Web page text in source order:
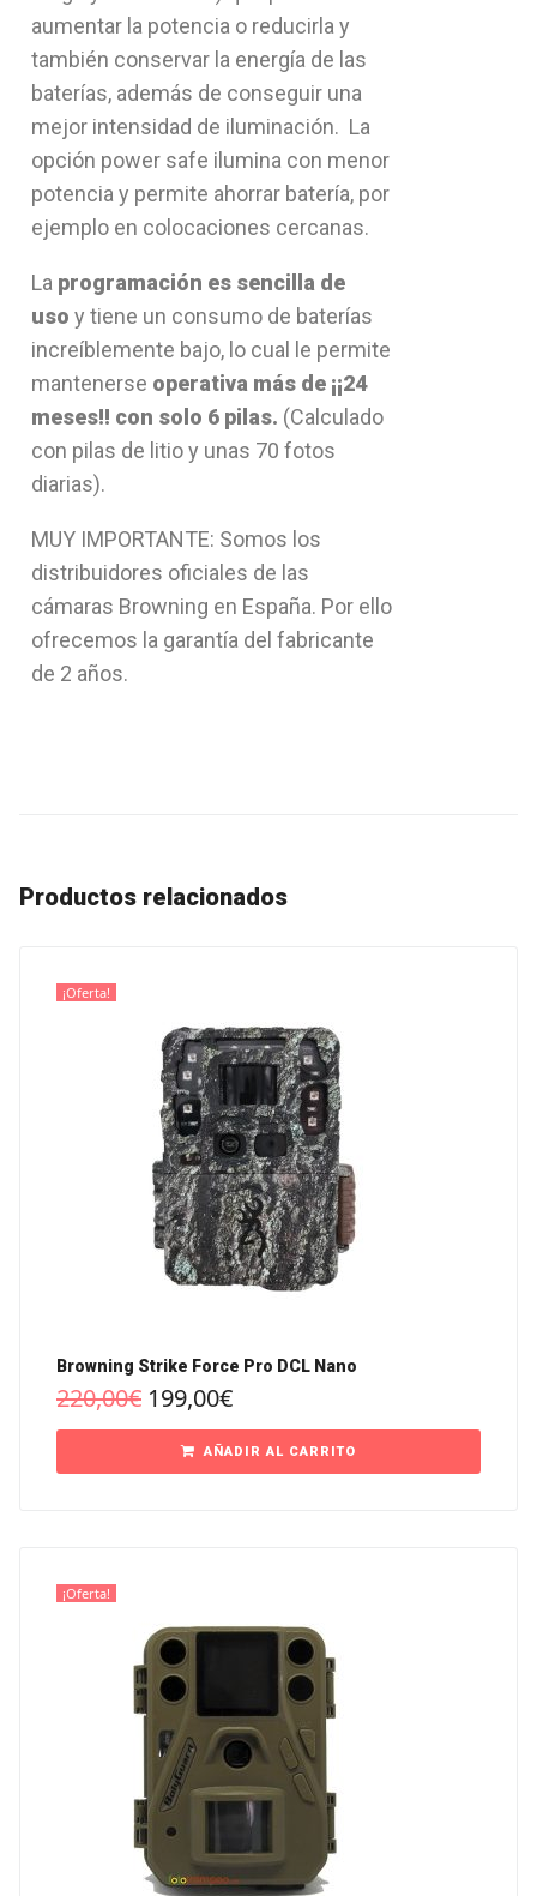
aumentar la potencia o reducirla y
también conservar la energía de las
baterías, además de conseguir una
mejor intensidad de iluminación. La
opción power safe ilumina con menor
potencia y permite ahorrar batería, por
ejemplo en colocaciones cercanas.
La programación es sencilla de
uso y tiene un consumo de baterías
increíblemente bajo, lo cual le permite
mantenerse operativa más de ¡¡24
meses!! con solo 6 pilas. (Calculado
con pilas de litio y unas 70 fotos
diarias).
MUY IMPORTANTE: Somos los
distribuidores oficiales de las
cámaras Browning en España. Por ello
ofrecemos la garantía del fabricante
de 2 años.
Productos relacionados
¡Oferta!
Browning Strike Force Pro DCL Nano
220,00€ 199,00€
AÑADIR AL CARRITO
¡Oferta!